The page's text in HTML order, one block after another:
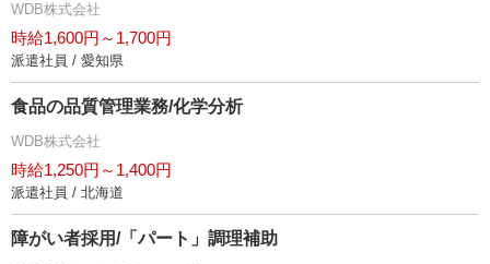
WDB株式会社
時給1,600円～1,700円
派遣社員 / 愛知県
食品の品質管理業務/化学分析
WDB株式会社
時給1,250円～1,400円
派遣社員 / 北海道
障がい者採用/「パート」調理補助